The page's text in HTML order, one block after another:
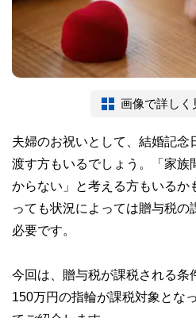
画像で詳しく
夫婦のお祝いとして、結婚記念
渡す方もいるでしょう。「家族
からない」と考える方もいるか
っても状況によっては贈与税の
必要です。
今回は、贈与税が課税される条
150万円の指輪が課税対象とな